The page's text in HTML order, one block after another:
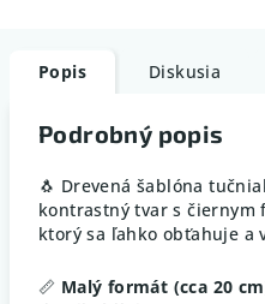
Popis Diskusia
Podrobný popis
🐧 Drevená šablóna
kontrastný tvar s čiernym
ktorý sa ľahko obťahuje a
📏 Malý formát (cca 20